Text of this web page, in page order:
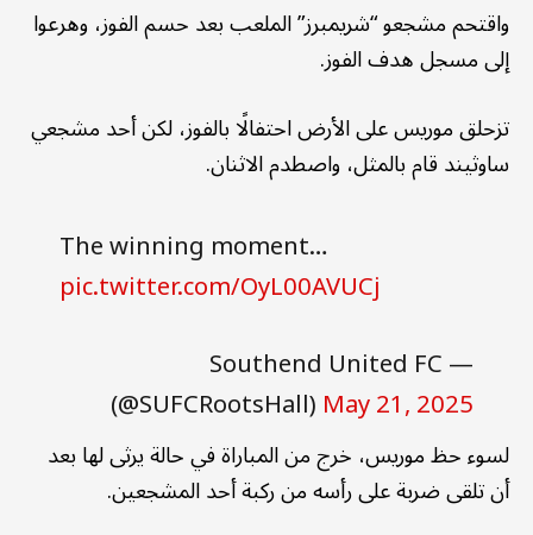
واقتحم مشجعو “شريمبرز” الملعب بعد حسم الفوز، وهرعوا
إلى مسجل هدف الفوز.
تزحلق موريس على الأرض احتفالًا بالفوز، لكن أحد مشجعي
ساوثيند قام بالمثل، واصطدم الاثنان.
The winning moment…
pic.twitter.com/OyL00AVUCj
— Southend United FC
(@SUFCRootsHall)May 21, 2025
لسوء حظ موريس، خرج من المباراة في حالة يرثى لها بعد
أن تلقى ضربة على رأسه من ركبة أحد المشجعين.